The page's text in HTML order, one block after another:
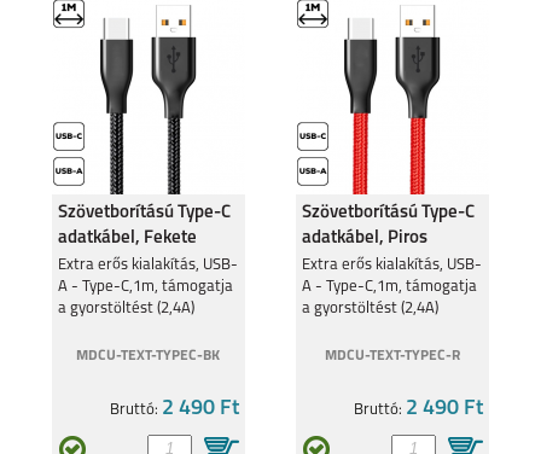
Szövetborítású Type-C
adatkábel, Fekete
Extra erős kialakítás, USB-
A - Type-C,1m, támogatja
a gyorstöltést (2,4A)
MDCU-TEXT-TYPEC-BK
Bruttó: 2 490 Ft
Szövetborítású Type-C
adatkábel, Piros
Extra erős kialakítás, USB-
A - Type-C,1m, támogatja
a gyorstöltést (2,4A)
MDCU-TEXT-TYPEC-R
Bruttó: 2 490 Ft